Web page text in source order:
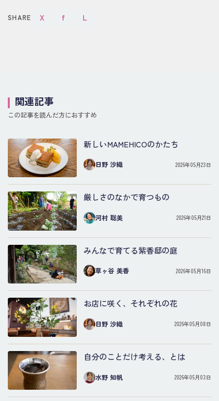
SHARE X f L
関連記事
この記事を読んだ方におすすめ
新しいMAMEHICOのかたち
日野 沙織 2026年05月23日
厳しさのなかで育つもの
河村 聡美 2026年05月21日
みんなで育てる紫香邸の庭
草ヶ谷 美香 2026年05月16日
お店に咲く、それぞれの花
日野 沙織 2026年05月08日
自分のことだけ考える、とは
水野 知帆 2026年05月03日